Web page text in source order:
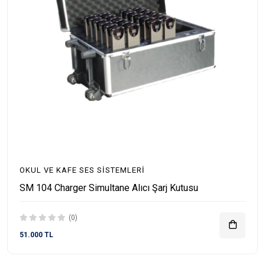
OKUL VE KAFE SES SISTEMLERI
SM 104 Charger Simultane Alıcı Şarj Kutusu
(0)
51.000 TL